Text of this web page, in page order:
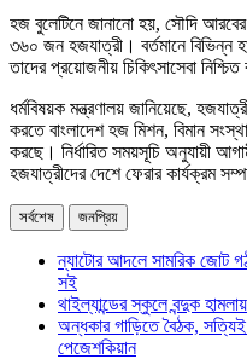
হজ বুলেটিনে জানানো হয়, সৌদি আরবের
৩৬০ জন হজযাত্রী। বর্তমানে বিভিন্ন
তাদের প্রয়োজনীয় চিকিৎসাসেবা
ধর্মবিষয়ক মন্ত্রণালয় জানিয়েছে,
করতে বাংলাদেশ হজ মিশন, বিমান
করছে। নির্ধারিত সময়সূচি অনুযায়ী
হজযাত্রীদের দেশে ফেরার কার্যক্রম
সর্বশেষ জনপ্রিয়
ন্যাটোর আদলে সামরিক জোট
সই
থাইল্যান্ডের স্কুলে বন্দুক
অন্ধকার গাড়িতে বৈঠক, সত্যিই
পেজেশকিয়ান